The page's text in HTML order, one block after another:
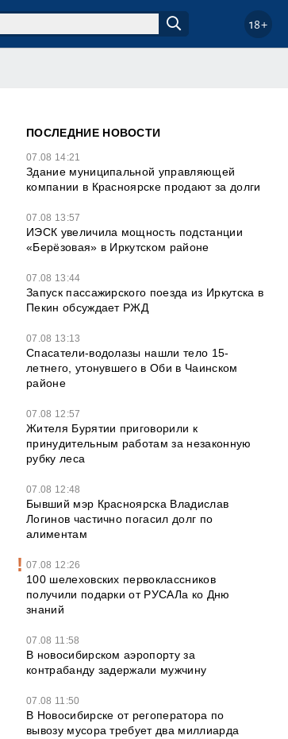
18+
ПОСЛЕДНИЕ НОВОСТИ
07.08 14:21
Здание муниципальной управляющей
компании в Красноярске продают за долги
07.08 13:57
ИЭСК увеличила мощность подстанции
«Берёзовая» в Иркутском районе
07.08 13:44
Запуск пассажирского поезда из Иркутска в
Пекин обсуждает РЖД
07.08 13:13
Спасатели-водолазы нашли тело 15-
летнего, утонувшего в Оби в Чаинском
районе
07.08 12:57
Жителя Бурятии приговорили к
принудительным работам за незаконную
рубку леса
07.08 12:48
Бывший мэр Красноярска Владислав
Логинов частично погасил долг по
алиментам
07.08 12:26
100 шелеховских первоклассников
получили подарки от РУСАЛа ко Дню
знаний
07.08 11:58
В новосибирском аэропорту за
контрабанду задержали мужчину
07.08 11:50
В Новосибирске от регоператора по
вывозу мусора требует два миллиарда